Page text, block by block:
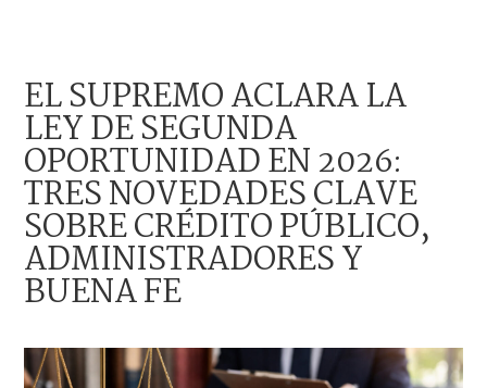
EL SUPREMO ACLARA LA
LEY DE SEGUNDA
OPORTUNIDAD EN 2026:
TRES NOVEDADES CLAVE
SOBRE CRÉDITO PÚBLICO,
ADMINISTRADORES Y
BUENA FE